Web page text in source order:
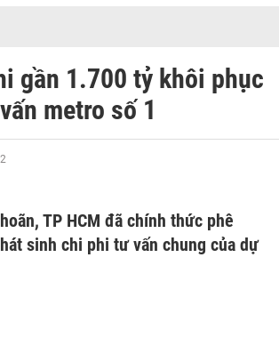
gần 1.700 tỷ khôi phục
metro số 1
TP HCM đã chính thức phê
sinh chi phi tư vấn chung của dự